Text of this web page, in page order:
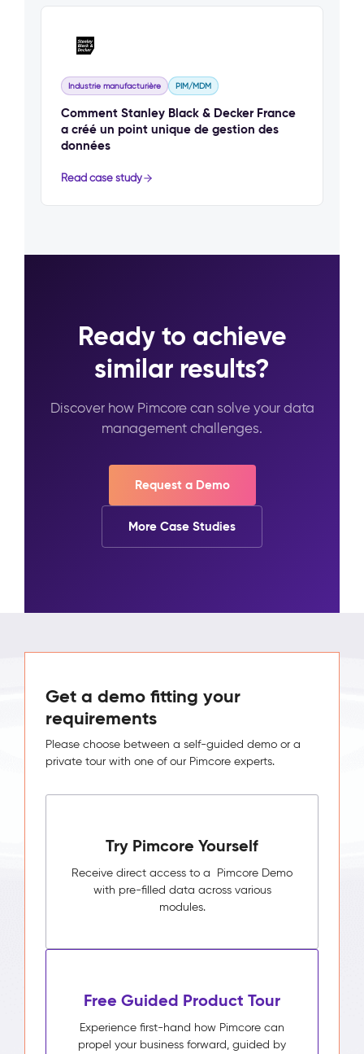
Industrie manufacturière PIM/MDM
Comment Stanley Black & Decker France
a créé un point unique de gestion des
données
Read case study
Ready to achieve
similar results?
Discover how Pimcore can solve your data
management challenges.
Request a Demo
More Case Studies
Get a demo fitting your
requirements
Please choose between a self-guided demo or a
private tour with one of our Pimcore experts.
Try Pimcore Yourself
Receive direct access to a Pimcore Demo
with pre-filled data across various
modules.
Free Guided Product Tour
Experience first-hand how Pimcore can
propel your business forward, guided by